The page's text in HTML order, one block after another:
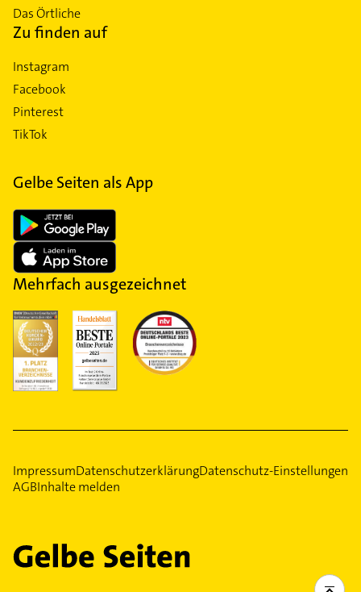
Das Örtliche
Zu finden auf
Instagram
Facebook
Pinterest
TikTok
Gelbe Seiten als App
Mehrfach ausgezeichnet
ImpressumDatenschutzerklärungDatenschutz-Einstellungen
AGBInhalte melden